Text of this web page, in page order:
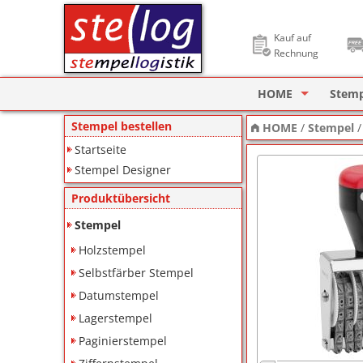
Kauf auf
Rechnung
HOME
Stempel Designer
ImageCard
Stempel bestellen
Startseite
Stempel Designer
Produktübersicht
Stempel
Holzstempel
Selbstfärber Stempel
Datumstempel
Lagerstempel
Paginierstempel
HOME /Stempel